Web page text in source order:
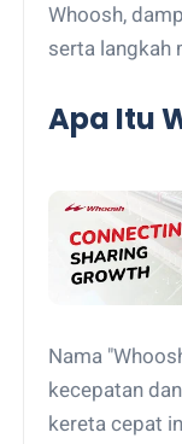
Whoosh,
serta langkah
Apa Itu
Nama
kecepatan
kereta cepat